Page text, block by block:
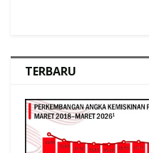
TERBARU